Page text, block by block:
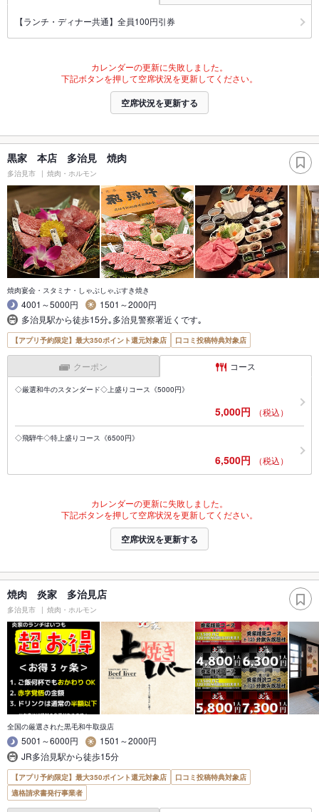
【ランチ・ディナー共通】全員100円引券
カレンダーの更新に失敗しました。
下記ボタンを押して空席状況を更新してください。
空席状況を更新する
黒家 本店 多治見 焼肉
多治見市 焼肉・ホルモン
焼肉宴会・スタミナ・しゃぶしゃぶすき焼き
4001～5000円
1501～2000円
多治見駅から徒歩15分｡多治見警察署近くです｡
【アプリ予約限定】最大350ポイント還元対象店 口コミ投稿特典対象店
クーポン コース
◇厳選和牛のスタンダード◇上盛りコース《5000円》
5,000円 （税込）
◇飛騨牛◇特上盛りコース《6500円》
6,500円 （税込）
カレンダーの更新に失敗しました。
下記ボタンを押して空席状況を更新してください。
空席状況を更新する
焼肉 炎家 多治見店
多治見市 焼肉・ホルモン
全国の厳選された黒毛和牛取扱店
5001～6000円
1501～2000円
JR多治見駅から徒歩15分
【アプリ予約限定】最大350ポイント還元対象店
口コミ投稿特典対象店
適格請求書発行事業者